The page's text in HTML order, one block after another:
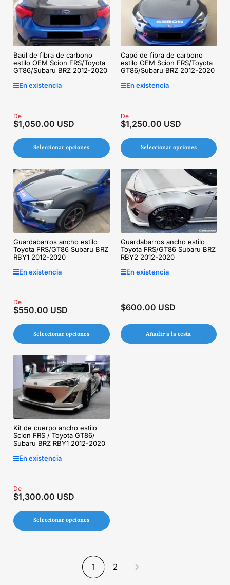
Baúl de fibra de carbono
estilo OEM Scion FRS/Toyota
GT86/Subaru BRZ 2012-2020
En existencia
Precio
regular
De
$1,050.00 USD
Seleccionar opciones
Capó de fibra de carbono
estilo OEM Scion FRS/Toyota
GT86/Subaru BRZ 2012-2020
En existencia
Precio
regular
De
$1,250.00 USD
Seleccionar opciones
Guardabarros ancho estilo
Toyota FRS/GT86 Subaru BRZ
RBY1 2012-2020
En existencia
Precio
regular
De
$550.00 USD
Seleccionar opciones
Guardabarros ancho estilo
Toyota FRS/GT86 Subaru BRZ
RBY2 2012-2020
En existencia
Precio
$600.00 USD
Añadir a la cesta
Kit de cuerpo ancho estilo
Scion FRS / Toyota GT86/
Subaru BRZ RBY1 2012-2020
En existencia
Precio
regular
De
$1,300.00 USD
Seleccionar opciones
1 2